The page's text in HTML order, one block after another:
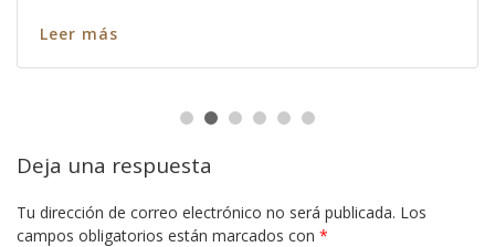
Leer más
Deja una respuesta
Tu dirección de correo electrónico no será publicada. Los
campos obligatorios están marcados con *